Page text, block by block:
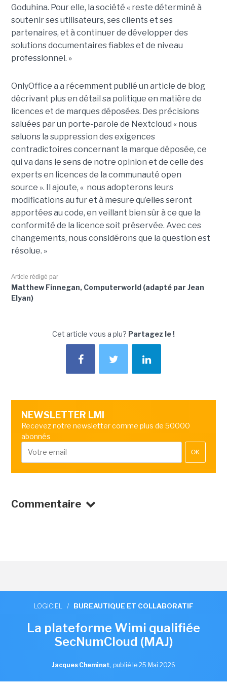
Goduhina. Pour elle, la société « reste déterminé à
soutenir ses utilisateurs, ses clients et ses
partenaires, et à continuer de développer des
solutions documentaires fiables et de niveau
professionnel. »
OnlyOffice a a récemment publié un article de blog
décrivant plus en détail sa politique en matière de
licences et de marques déposées. Des précisions
saluées par un porte-parole de Nextcloud « nous
saluons la suppression des exigences
contradictoires concernant la marque déposée, ce
qui va dans le sens de notre opinion et de celle des
experts en licences de la communauté open
source ». Il ajoute, « nous adopterons leurs
modifications au fur et à mesure qu’elles seront
apportées au code, en veillant bien sûr à ce que la
conformité de la licence soit préservée. Avec ces
changements, nous considérons que la question est
résolue. »
Article rédigé par
Matthew Finnegan, Computerworld (adapté par Jean
Elyan)
Cet article vous a plu? Partagez le !
NEWSLETTER LMI
Recevez notre newsletter comme plus de 50000
abonnés
OK
Commentaire
LOGICIEL / BUREAUTIQUE ET COLLABORATIF
La plateforme Wimi qualifiée
SecNumCloud (MAJ)
Jacques Cheminat, publié le 25 Mai 2026